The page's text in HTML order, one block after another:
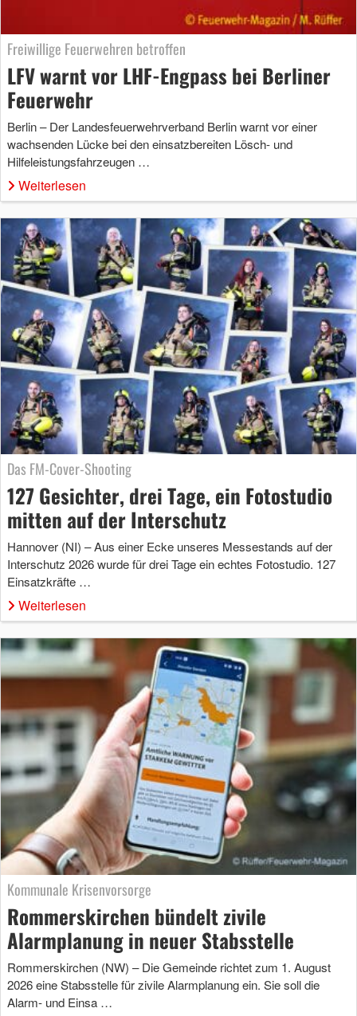
Freiwillige Feuerwehren betroffen
LFV warnt vor LHF-Engpass bei Berliner
Feuerwehr
Berlin – Der Landesfeuerwehrverband Berlin warnt vor einer
wachsenden Lücke bei den einsatzbereiten Lösch- und
Hilfeleistungsfahrzeugen …
Weiterlesen
Das FM-Cover-Shooting
127 Gesichter, drei Tage, ein Fotostudio
mitten auf der Interschutz
Hannover (NI) – Aus einer Ecke unseres Messestands auf der
Interschutz 2026 wurde für drei Tage ein echtes Fotostudio. 127
Einsatzkräfte …
Weiterlesen
Kommunale Krisenvorsorge
Rommerskirchen bündelt zivile
Alarmplanung in neuer Stabsstelle
Rommerskirchen (NW) – Die Gemeinde richtet zum 1. August
2026 eine Stabsstelle für zivile Alarmplanung ein. Sie soll die
Alarm- und Einsa …